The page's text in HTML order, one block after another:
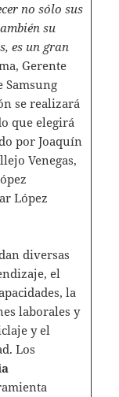
no sólo sus
su
es un gran
Gerente
Samsung
se realizará
que elegirá
por Joaquín
Venegas,
López
diversas
el
la
laborales y
y el
Los